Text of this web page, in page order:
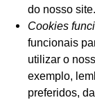
do nosso site.
Cookies
funcionais
utilizar o
exemplo,
preferidos,